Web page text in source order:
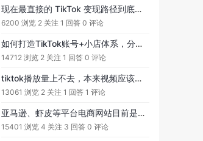
现在最直接的 TikTok 变现路径到底有哪些？请给点实操建议
6200 浏览 2 关注 1 回答 0 评论
如何打造TikTok账号+小店体系，分享个人的一些经验看法，希望能够对大家有所帮助。
14712 浏览 2 关注 1 回答 0 评论
tiktok播放量上不去，本来视频应该进入下一个流量池，可是之后没有任何播放了，其他视频发布之后十分钟就有了200左右播放开始就没有什么播放了，是什么原因呢？是否因为非原创的问题被限流了？
13061 浏览 2 关注 1 回答 1 评论
亚马逊、虾皮等平台电商网站目前是否还可以投放Tiktok？好像平台不支持站外引流，有风险，想问问大家是怎么规避这一风险呢？
15401 浏览 4 关注 3 回答 0 评论